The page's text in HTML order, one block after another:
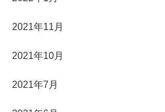
2021年11月
2021年10月
2021年7月